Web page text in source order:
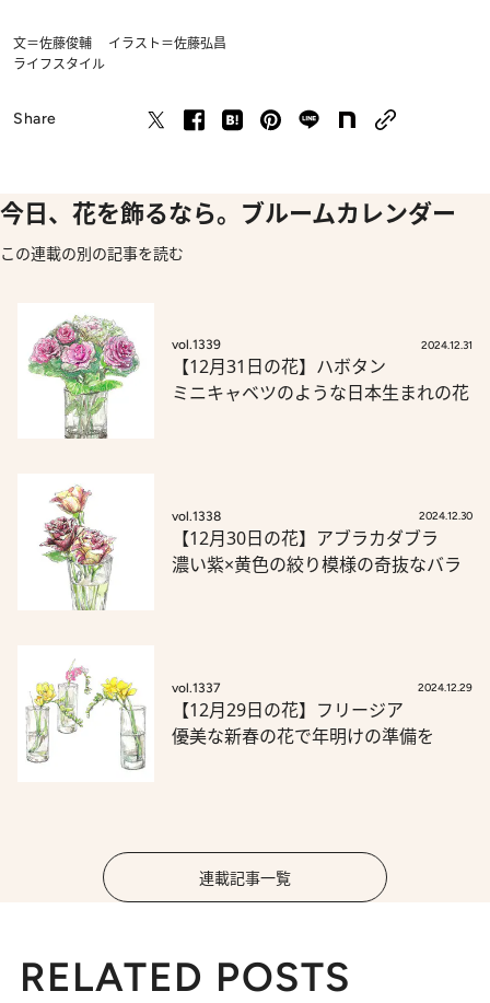
文＝佐藤俊輔 イラスト＝佐藤弘昌
ライフスタイル
Share
今日、花を飾るなら。ブルームカレンダー
この連載の別の記事を読む
vol.1339 2024.12.31
【12月31日の花】ハボタン
ミニキャベツのような日本生まれの花
vol.1338 2024.12.30
【12月30日の花】アブラカダブラ
濃い紫×黄色の絞り模様の奇抜なバラ
vol.1337 2024.12.29
【12月29日の花】フリージア
優美な新春の花で年明けの準備を
連載記事一覧
RELATED POSTS